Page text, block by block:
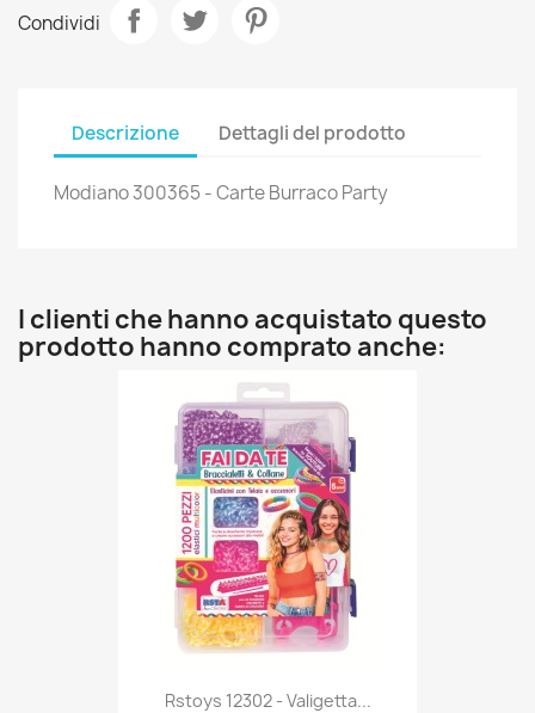
Condividi
Descrizione Dettagli del prodotto
Modiano 300365 - Carte Burraco Party
I clienti che hanno acquistato questo
prodotto hanno comprato anche:
Anteprima
Rstoys 12302 - Valigetta...